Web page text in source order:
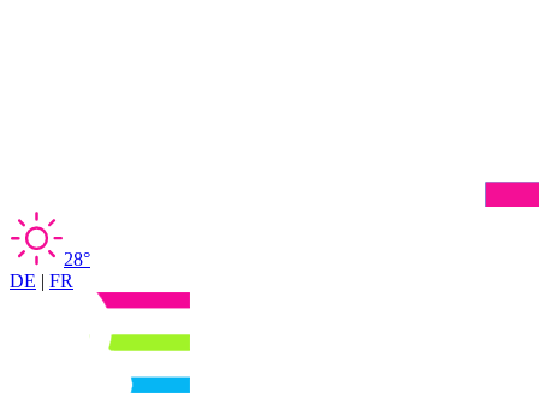
28°
DE | FR